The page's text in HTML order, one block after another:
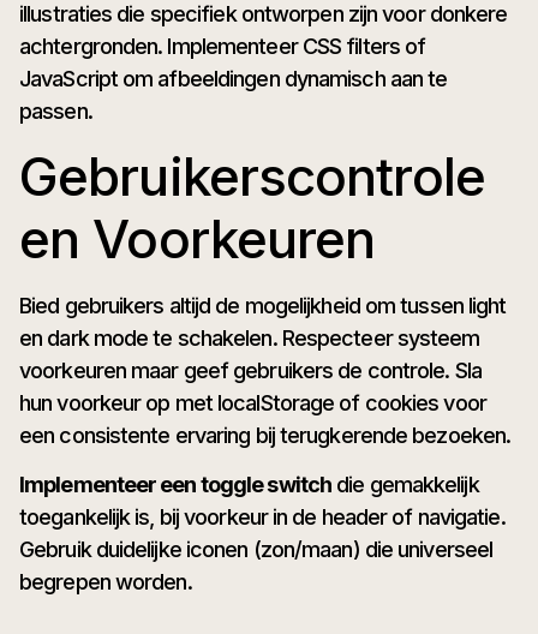
illustraties die specifiek ontworpen zijn voor donkere
achtergronden. Implementeer CSS filters of
JavaScript om afbeeldingen dynamisch aan te
passen.
Gebruikerscontrole
en Voorkeuren
Bied gebruikers altijd de mogelijkheid om tussen light
en dark mode te schakelen. Respecteer systeem
voorkeuren maar geef gebruikers de controle. Sla
hun voorkeur op met localStorage of cookies voor
een consistente ervaring bij terugkerende bezoeken.
Implementeer een toggle switch die gemakkelijk
toegankelijk is, bij voorkeur in de header of navigatie.
Gebruik duidelijke iconen (zon/maan) die universeel
begrepen worden.